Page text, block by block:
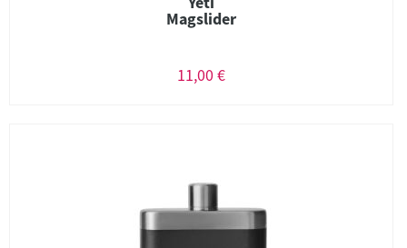
Magslider
11,00 €